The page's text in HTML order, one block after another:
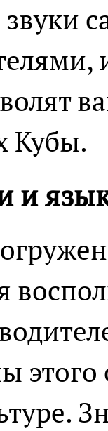
Кубы.
и
этого